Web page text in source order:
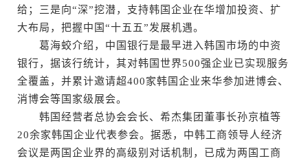
给；三是向“深”挖潜，支持韩国企业在华增加投资、扩
大布局，把握中国“十五五”发展机遇。
葛海蛟介绍，中国银行是最早进入韩国市场的中资
银行，据该行统计，其对韩国世界500强企业已实现服务
全覆盖，并累计邀请超400家韩国企业来华参加进博会、
消博会等国家级展会。
韩国经营者总协会会长、希杰集团董事长孙京植等
20余家韩国企业代表参会。据悉，中韩工商领导人经济
会议是两国企业界的高级别对话机制，已成为两国工商